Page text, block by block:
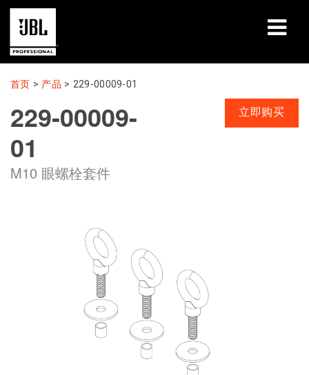
产品
案例研究
学习课程
培训
首页 > 产品 > 229-00009-01
229-00009-
01
M10 眼螺栓套件
立即购买